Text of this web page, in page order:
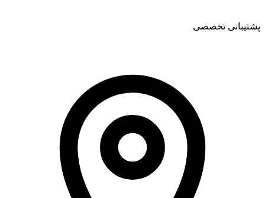
پشتیبانی تخصصی